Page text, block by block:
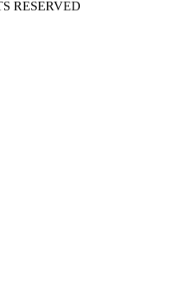
RESERVED